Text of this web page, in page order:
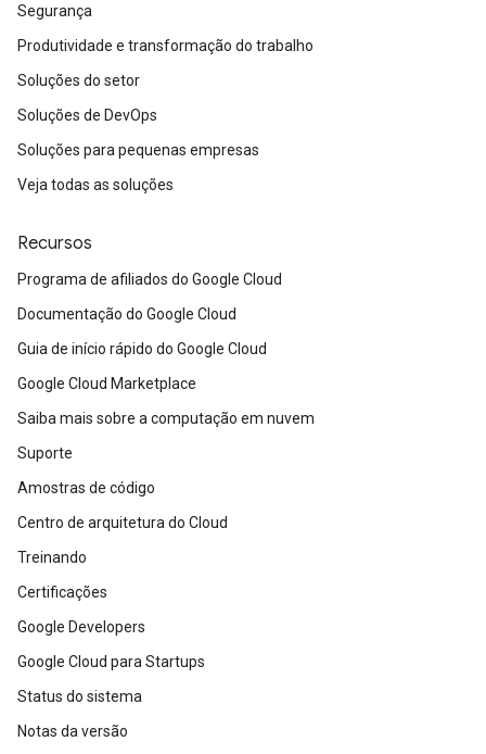
Segurança
Produtividade e transformação do trabalho
Soluções do setor
Soluções de DevOps
Soluções para pequenas empresas
Veja todas as soluções
Recursos
Programa de afiliados do Google Cloud
Documentação do Google Cloud
Guia de início rápido do Google Cloud
Google Cloud Marketplace
Saiba mais sobre a computação em nuvem
Suporte
Amostras de código
Centro de arquitetura do Cloud
Treinando
Certificações
Google Developers
Google Cloud para Startups
Status do sistema
Notas da versão